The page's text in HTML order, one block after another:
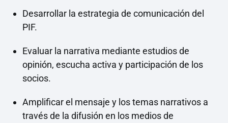
Desarrollar la estrategia de comunicación del
PIF.
Evaluar la narrativa mediante estudios de
opinión, escucha activa y participación de los
socios.
Amplificar el mensaje y los temas narrativos a
través de la difusión en los medios de